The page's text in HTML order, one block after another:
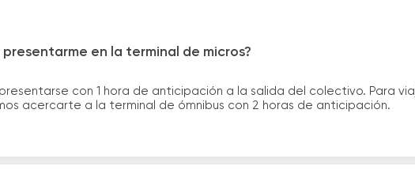
en la terminal de micros?
con 1 hora de anticipación a la salida del colectivo. Para
acercarte a la terminal de ómnibus con 2 horas de anticipación.